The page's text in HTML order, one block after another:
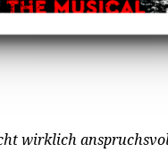
wirklich